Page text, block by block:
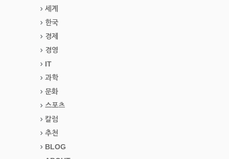
세계
한국
경제
경영
IT
과학
문화
스포츠
칼럼
추천
BLOG